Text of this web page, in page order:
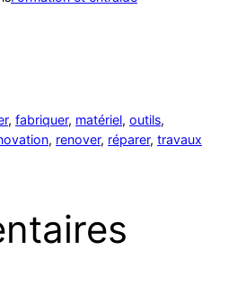
, fabriquer, matériel, outils
, renover, réparer, travaux